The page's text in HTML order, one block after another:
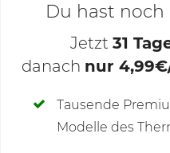
Deine Notizen
Du hast
Jetzt 31
danach nur
Tausende
Modelle des